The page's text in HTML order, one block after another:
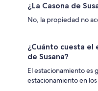
¿La Casona de
No, la propiedad no
¿Cuánto cuesta el
de Susana?
El estacionamiento es
estacionamiento en